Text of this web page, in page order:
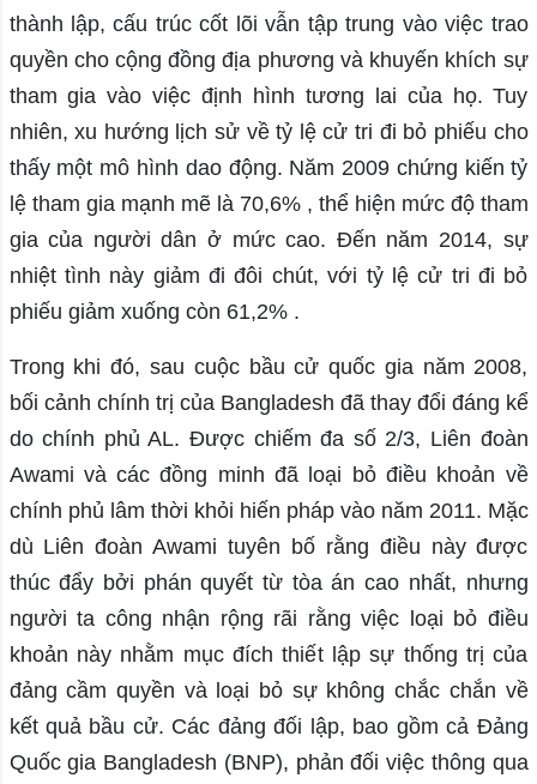
thành lập, cấu trúc cốt lõi vẫn tập trung vào việc trao
quyền cho cộng đồng địa phương và khuyến khích sự
tham gia vào việc định hình tương lai của họ. Tuy
nhiên, xu hướng lịch sử về tỷ lệ cử tri đi bỏ phiếu cho
thấy một mô hình dao động. Năm 2009 chứng kiến ​​tỷ
lệ tham gia mạnh mẽ là 70,6% , thể hiện mức độ tham
gia của người dân ở mức cao. Đến năm 2014, sự
nhiệt tình này giảm đi đôi chút, với tỷ lệ cử tri đi bỏ
phiếu giảm xuống còn 61,2% .
Trong khi đó, sau cuộc bầu cử quốc gia năm 2008,
bối cảnh chính trị của Bangladesh đã thay đổi đáng kể
do chính phủ AL. Được chiếm đa số 2/3, Liên đoàn
Awami và các đồng minh đã loại bỏ điều khoản về
chính phủ lâm thời khỏi hiến pháp vào năm 2011. Mặc
dù Liên đoàn Awami tuyên bố rằng điều này được
thúc đẩy bởi phán quyết từ tòa án cao nhất, nhưng
người ta công nhận rộng rãi rằng việc loại bỏ điều
khoản này nhằm mục đích thiết lập sự thống trị của
đảng cầm quyền và loại bỏ sự không chắc chắn về
kết quả bầu cử. Các đảng đối lập, bao gồm cả Đảng
Quốc gia Bangladesh (BNP), phản đối việc thông qua